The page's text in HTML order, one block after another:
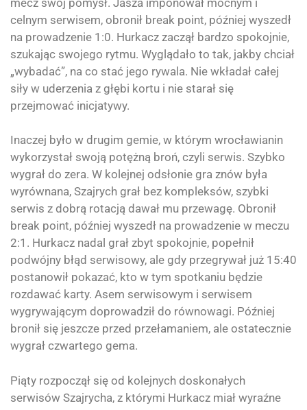
celnym serwisem, obronił break point, później wyszedł
na prowadzenie 1:0. Hurkacz zaczął bardzo spokojnie,
szukając swojego rytmu. Wyglądało to tak, jakby chciał
„wybadać”, na co stać jego rywala. Nie wkładał całej
siły w uderzenia z głębi kortu i nie starał się
przejmować inicjatywy.
Inaczej było w drugim gemie, w którym wrocławianin
wykorzystał swoją potężną broń, czyli serwis. Szybko
wygrał do zera. W kolejnej odsłonie gra znów była
wyrównana, Szajrych grał bez kompleksów, szybki
serwis z dobrą rotacją dawał mu przewagę. Obronił
break point, później wyszedł na prowadzenie w meczu
2:1. Hurkacz nadal grał zbyt spokojnie, popełnił
podwójny błąd serwisowy, ale gdy przegrywał już 15:40
postanowił pokazać, kto w tym spotkaniu będzie
rozdawać karty. Asem serwisowym i serwisem
wygrywającym doprowadził do równowagi. Później
bronił się jeszcze przed przełamaniem, ale ostatecznie
wygrał czwartego gema.
Piąty rozpoczął się od kolejnych doskonałych
serwisów Szajrycha, z którymi Hurkacz miał wyraźne